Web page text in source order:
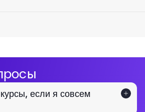
если я совсем